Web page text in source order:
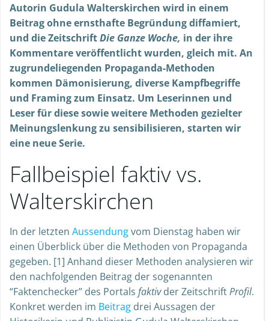
Autorin Gudula Walterskirchen wird in einem
Beitrag ohne ernsthafte Begründung diffamiert,
und die ZeitschriftDie Ganze Woche, in der ihre
Kommentare veröffentlicht wurden, gleich mit. An
zugrundeliegenden Propaganda-Methoden
kommen Dämonisierung, diverse Kampfbegriffe
und Framing zum Einsatz. Um Leserinnen und
Leser für diese sowie weitere Methoden gezielter
Meinungslenkung zu sensibilisieren, starten wir
eine neue Serie.
Fallbeispiel faktiv vs.
Walterskirchen
In der letzten Aussendungvom Dienstag haben wir
einen Überblick über die Methoden von Propaganda
gegeben. [1] Anhand dieser Methoden analysieren wir
den nachfolgenden Beitrag der sogenannten
“Faktenchecker” des Portals faktivder ZeitschriftProfil.
Konkret werden im Beitrag drei Aussagen der